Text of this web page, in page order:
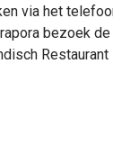
via het
bezoek
Restaurant